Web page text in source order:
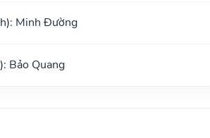
Minh Đường
Bảo Quang